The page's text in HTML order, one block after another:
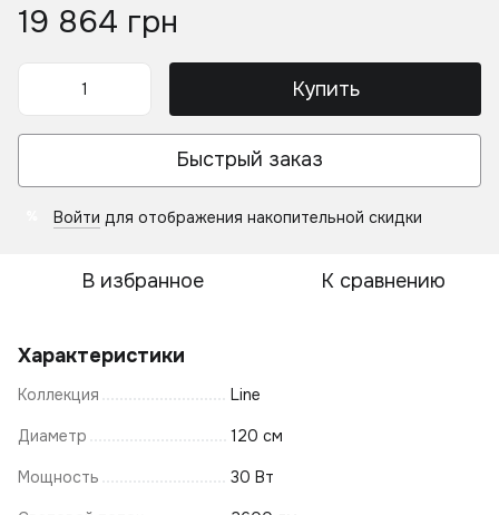
19 864 грн
Купить
Быстрый заказ
Войти для отображения накопительной скидки
В избранное К сравнению
Характеристики
Коллекция Line
Диаметр 120 см
Мощность 30 Вт